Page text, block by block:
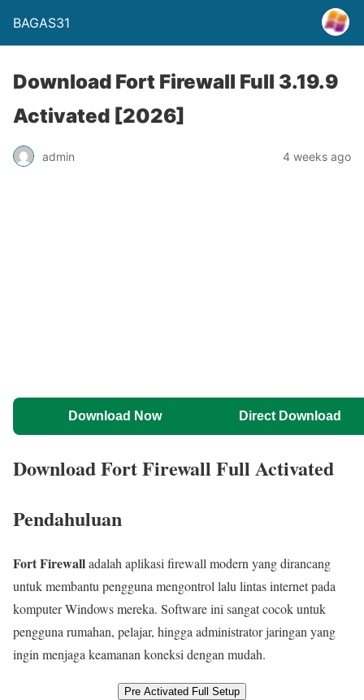
BAGAS31
Download Fort Firewall Full 3.19.9
Activated [2026]
admin 4 weeks ago
Download Now Direct Download
Download Fort Firewall Full Activated
Pendahuluan
Fort Firewalladalah aplikasi firewall modern yang dirancang
untuk membantu pengguna mengontrol lalu lintas internet pada
komputer Windows mereka. Software ini sangat cocok untuk
pengguna rumahan, pelajar, hingga administrator jaringan yang
ingin menjaga keamanan koneksi dengan mudah.
Pre Activated Full Setup